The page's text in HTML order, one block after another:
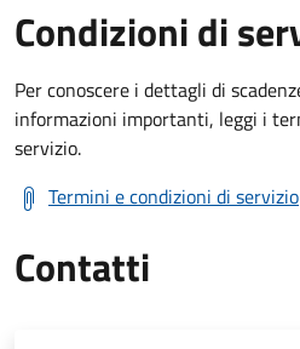
Condizioni di
Per conoscere i dettagli di
informazioni importanti, leggi i
servizio.
Termini e condizioni di servizio
Contatti